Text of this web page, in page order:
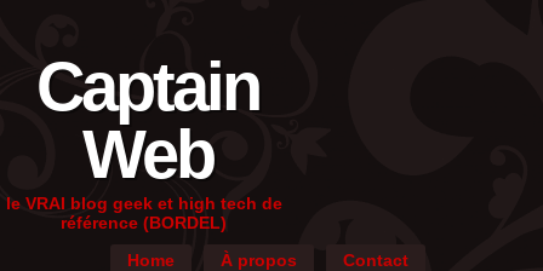
Captain
Web
le VRAI blog geek et high tech de
référence (BORDEL)
Home
À propos Contact